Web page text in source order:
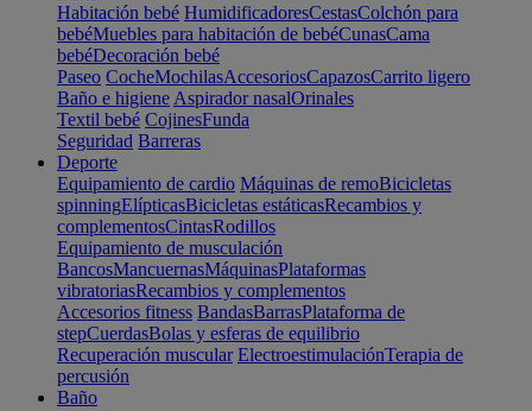
Habitación bebé HumidificadoresCestasColchón para
bebéMuebles para habitación de bebéCunasCama
bebéDecoración bebé
Paseo CocheMochilasAccesoriosCapazosCarrito ligero
Baño e higiene Aspirador nasalOrinales
Textil bebé CojinesFunda
Seguridad Barreras
Deporte
Equipamiento de cardio Máquinas de remoBicicletas
spinningElípticasBicicletas estáticasRecambios y
complementosCintasRodillos
Equipamiento de musculación
BancosMancuernasMáquinasPlataformas
vibratoriasRecambios y complementos
Accesorios fitness BandasBarrasPlataforma de
stepCuerdasBolas y esferas de equilibrio
Recuperación muscular ElectroestimulaciónTerapia de
percusión
Baño